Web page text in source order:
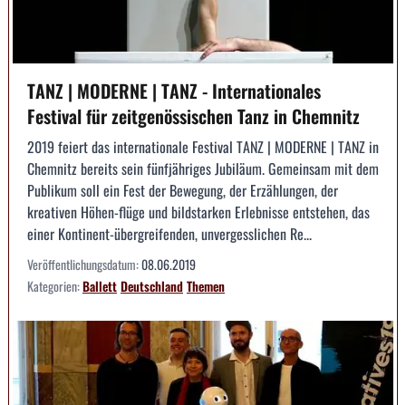
TANZ | MODERNE | TANZ - Internationales
Festival für zeitgenössischen Tanz in Chemnitz
2019 feiert das internationale Festival TANZ | MODERNE | TANZ in
Chemnitz bereits sein fünfjähriges Jubiläum. Gemeinsam mit dem
Publikum soll ein Fest der Bewegung, der Erzählungen, der
kreativen Höhen-flüge und bildstarken Erlebnisse entstehen, das
einer Kontinent-übergreifenden, unvergesslichen Re...
Veröffentlichungsdatum:08.06.2019
Kategorien:BallettDeutschlandThemen